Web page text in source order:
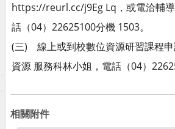
https://reurl.cc/j9Eg Lq，或電洽輔
話（04）22625100分機 1503。
(三) 線上或到校數位資源研習課程
資源 服務科林小姐，電話（04）
相關附件